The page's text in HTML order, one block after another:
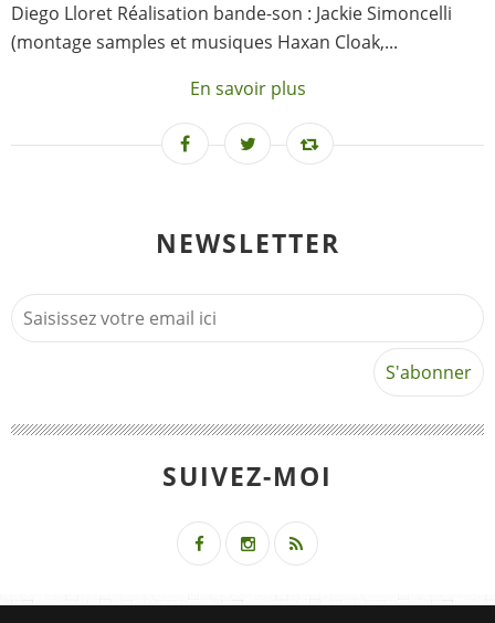
Diego Lloret Réalisation bande-son : Jackie Simoncelli
(montage samples et musiques Haxan Cloak,...
En savoir plus
NEWSLETTER
SUIVEZ-MOI